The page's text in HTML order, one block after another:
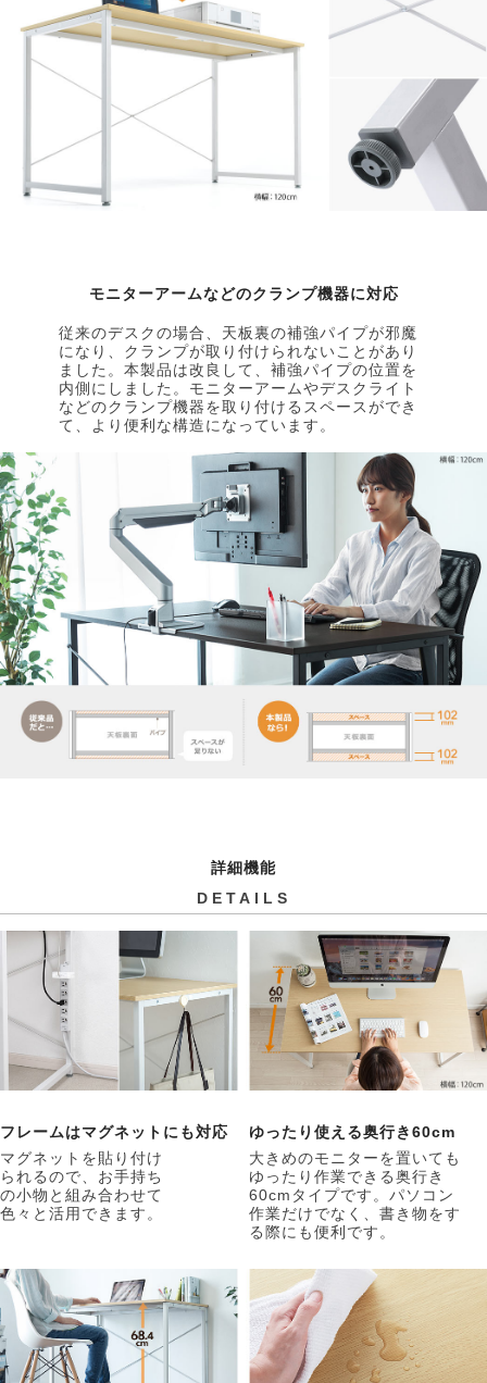
モニターアームなどのクランプ機器に対応
従来のデスクの場合、天板裏の補強パイプが邪魔
になり、クランプが取り付けられないことがあり
ました。本製品は改良して、補強パイプの位置を
内側にしました。モニターアームやデスクライト
などのクランプ機器を取り付けるスペースができ
て、より便利な構造になっています。
詳細機能
DETAILS
フレームはマグネットにも対応
マグネットを貼り付け
られるので、お手持ち
の小物と組み合わせて
色々と活用できます。
ゆったり使える奥行き60cm
大きめのモニターを置いても
ゆったり作業できる奥行き
60cmタイプです。パソコン
作業だけでなく、書き物をす
る際にも便利です。